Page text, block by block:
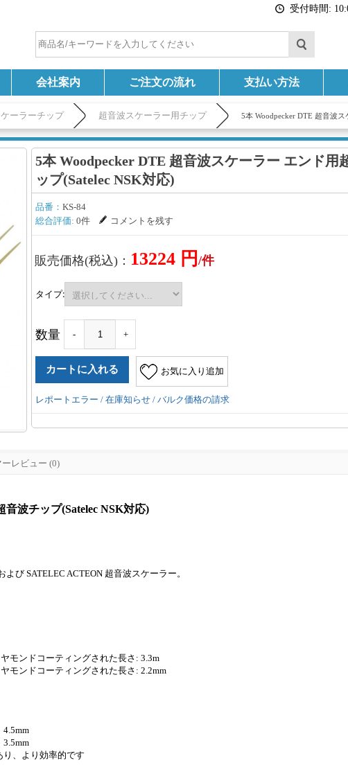
受付時間:
会社案内 ご注文の流れ 支払い方法
ーラーチップ 超音波スケーラー用チップ 5本 Woodpecker DTE 超音波
5本 Woodpecker DTE 超音波スケーラー エンド用
ップ(Satelec NSK対応)
品番： KS-84
総合評価: 0件 コメントを残す
販売価格(税込)： 13224 円 /件
タイプ:
数量 - +
お気に入り追加
レポートエラー / 在庫知らせ / バルク価格の請求
ーレビュー (0)
波チップ(Satelec NSK対応)
び SATELEC ACTEON 超音波スケーラー。
モンドコーティングされた長さ: 3.3m
モンドコーティングされた長さ: 2.2mm
、より効率的です